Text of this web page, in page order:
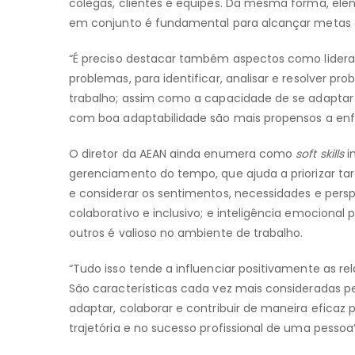
em conjunto é fundamental para alcançar metas
“É preciso destacar também aspectos como
problemas, para identificar, analisar e resolver
trabalho; assim como a capacidade de se
com boa adaptabilidade são mais propensos a
O diretor da AEAN ainda enumera como soft skills
gerenciamento do tempo, que ajuda a priorizar
e considerar os sentimentos, necessidades e
colaborativo e inclusivo; e inteligência emocional
outros é valioso no ambiente de trabalho.
“Tudo isso tende a influenciar positivamente as
São características cada vez mais consideradas
adaptar, colaborar e contribuir de maneira eficaz
trajetória e no sucesso profissional de uma